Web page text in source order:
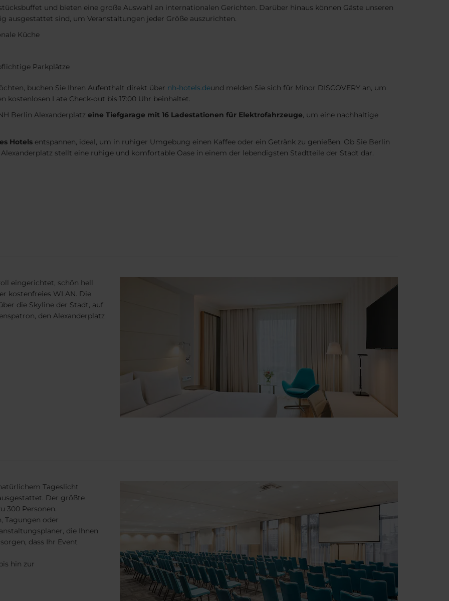
und bieten eine große Auswahl an internationalen Gerichten. Darüber hinaus können Gäste unseren
ausgestattet sind, um Veranstaltungen jeder Größe auszurichten.
Küche
Parkplätze
buchen Sie Ihren Aufenthalt direkt über nh-hotels.deund melden Sie sich für Minor DISCOVERY an, um
kostenlosen Late Check-out bis 17:00 Uhr beinhaltet.
Berlin Alexanderplatz eine Tiefgarage mit 16 Ladestationen für Elektrofahrzeuge, um eine nachhaltige
Hotels entspannen, ideal, um in ruhiger Umgebung einen Kaffee oder ein Getränk zu genießen. Ob Sie Berlin
stellt eine ruhige und komfortable Oase in einem der lebendigsten Stadtteile der Stadt dar.
eingerichtet, schön hell
kostenfreies WLAN. Die
die Skyline der Stadt, auf
den Alexanderplatz
Tageslicht
Der größte
300 Personen.
Tagungen oder
die Ihnen
dass Ihr Event
hin zur